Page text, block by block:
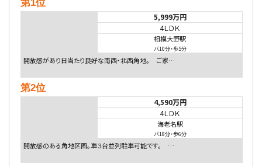
第1位
5,999万円
4ＬＤＫ
相模大野駅
バ10分・歩5分
開放感があり日当たり良好な南西・北西角地。 ご家…
第2位
4,590万円
4ＬＤＫ
海老名駅
バ18分・歩6分
開放感のある角地区画。車３台並列駐車可能です。 …